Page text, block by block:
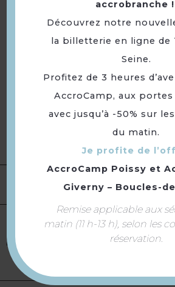
24 €.
- 1/2 part pour
Ce sont des
saison.
sont proposés
sont des
saison.
Ouverture Toute
Equipement
Parking
Parking
accrobranche !
Découvrez notre
la billetterie en ligne de
Seine.
Profitez de 3 heures
AccroCamp, aux portes
avec jusqu’à -50% sur
du matin.
Je profite de
AccroCamp Poissy et
Giverny – Boucles-
Remise applicable aux
matin (11 h-13 h), selon les
réservation.